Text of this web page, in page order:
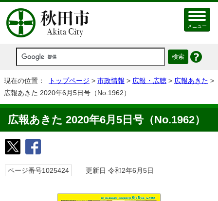
メニュー
現在の位置： トップページ > 市政情報 > 広報・広聴 > 広報あきた >
広報あきた 2020年6月5日号（No.1962）
広報あきた 2020年6月5日号（No.1962）
ページ番号1025424 更新日 令和2年6月5日